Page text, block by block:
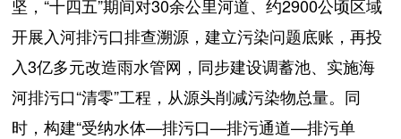
坚，“十四五”期间对30余公里河道、约2900公顷区域
开展入河排污口排查溯源，建立污染问题底账，再投
入3亿多元改造雨水管网，同步建设调蓄池、实施海
河排污口“清零”工程，从源头削减污染物总量。同
时，构建“受纳水体—排污口—排污通道—排污单